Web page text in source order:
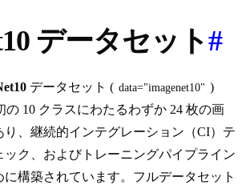
データセット#
データセット ( data="imagenet10" )
の 10 クラスにわたるわずか 24 枚の画
、継続的インテグレーション（CI）テ
ック、およびトレーニングパイプライン
構築されています。フルデータセット